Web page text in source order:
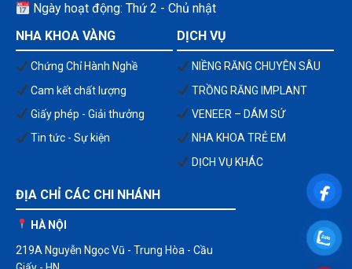
Ngày hoạt động: Thứ 2 - Chủ nhật
NHA KHOA VÀNG
Chứng Chỉ Hành Nghề
Cam kết chất lượng
Giấy phép - Giải thưởng
Tin tức - Sự kiện
DỊCH VỤ
NIỀNG RĂNG CHUYÊN SÂU
TRỒNG RĂNG IMPLANT
VENEER – DÁM SỨ
NHA KHOA TRẺ EM
DỊCH VỤ KHÁC
ĐỊA CHỈ CÁC CHI NHÁNH
HÀ NỘI
219A Nguyễn Ngọc Vũ - Trung Hòa - Cầu